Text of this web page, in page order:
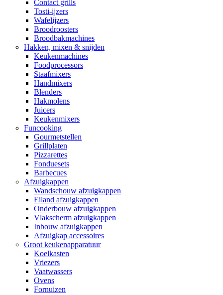
Contact grills
Tosti-ijzers
Wafelijzers
Broodroosters
Broodbakmachines
Hakken, mixen & snijden
Keukenmachines
Foodprocessors
Staafmixers
Handmixers
Blenders
Hakmolens
Juicers
Keukenmixers
Funcooking
Gourmetstellen
Grillplaten
Pizzarettes
Fonduesets
Barbecues
Afzuigkappen
Wandschouw afzuigkappen
Eiland afzuigkappen
Onderbouw afzuigkappen
Vlakscherm afzuigkappen
Inbouw afzuigkappen
Afzuigkap accessoires
Groot keukenapparatuur
Koelkasten
Vriezers
Vaatwassers
Ovens
Fornuizen